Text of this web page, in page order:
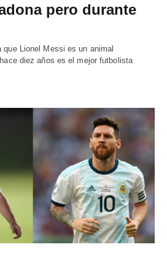
pero durante
que Lionel Messi es un animal
diez años es el mejor futbolista